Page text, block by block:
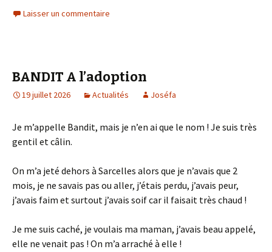
Laisser un commentaire
BANDIT A l’adoption
19 juillet 2026 Actualités Joséfa
Je m’appelle Bandit, mais je n’en ai que le nom ! Je suis très
gentil et câlin.
On m’a jeté dehors à Sarcelles alors que je n’avais que 2
mois, je ne savais pas ou aller, j’étais perdu, j’avais peur,
j’avais faim et surtout j’avais soif car il faisait très chaud !
Je me suis caché, je voulais ma maman, j’avais beau appelé,
elle ne venait pas ! On m’a arraché à elle !